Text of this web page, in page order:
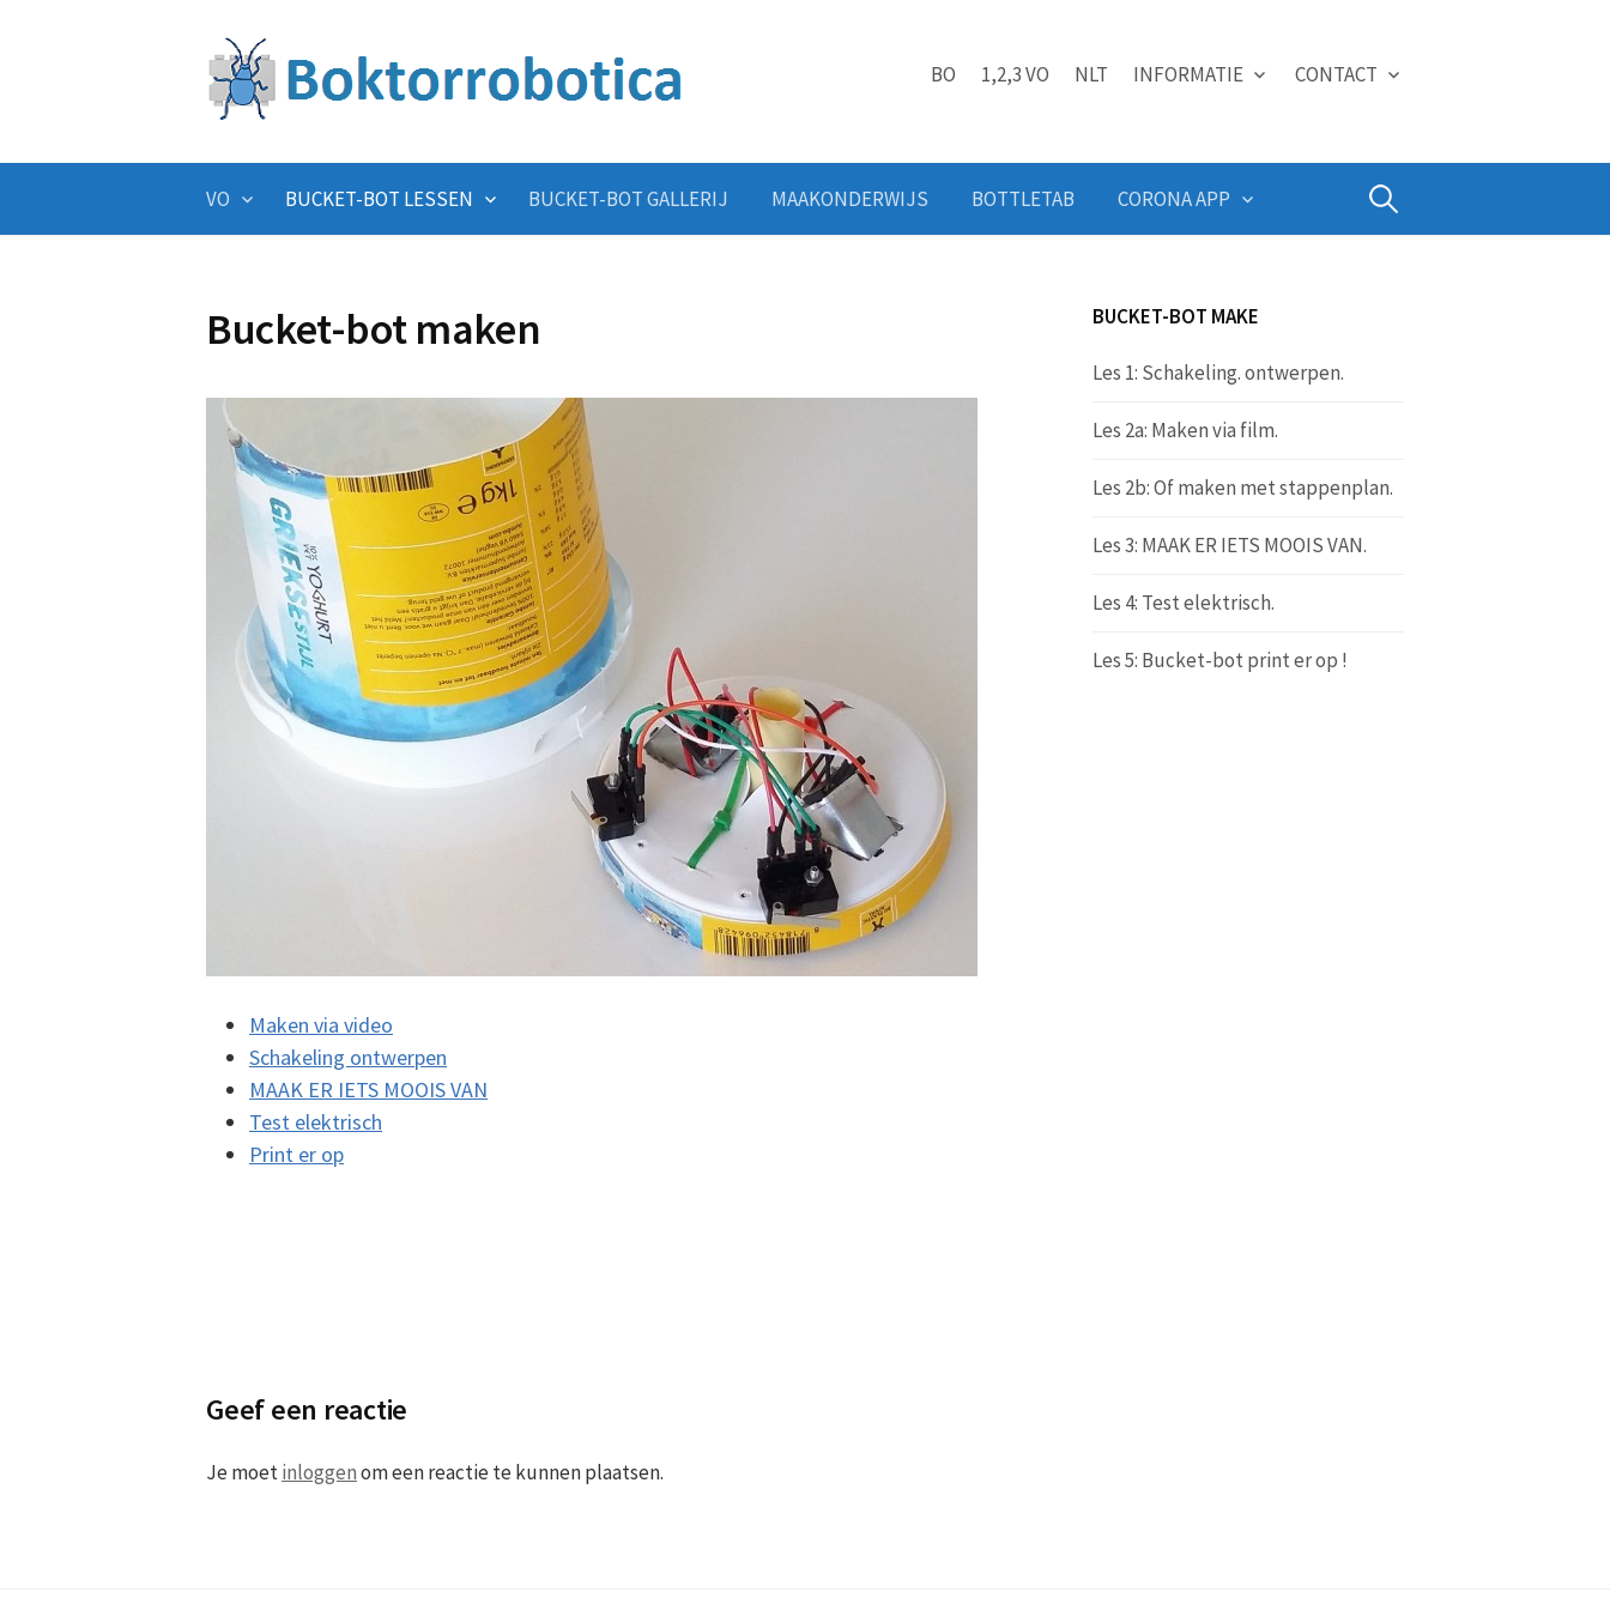
BO 1,2,3 VO NLT INFORMATIE CONTACT
VO BUCKET-BOT LESSEN BUCKET-BOT GALLERIJ MAAKONDERWIJS BOTTLETAB CORONA APP Zoeken
Bucket-bot maken
Maken via video
Schakeling ontwerpen
MAAK ER IETS MOOIS VAN
Test elektrisch
Print er op
Geef een reactie
Je moetinloggenom een reactie te kunnen plaatsen.
BUCKET-BOT MAKE
Les 1: Schakeling. ontwerpen.
Les 2a: Maken via film.
Les 2b: Of maken met stappenplan.
Les 3: MAAK ER IETS MOOIS VAN.
Les 4: Test elektrisch.
Les 5: Bucket-bot print er op !